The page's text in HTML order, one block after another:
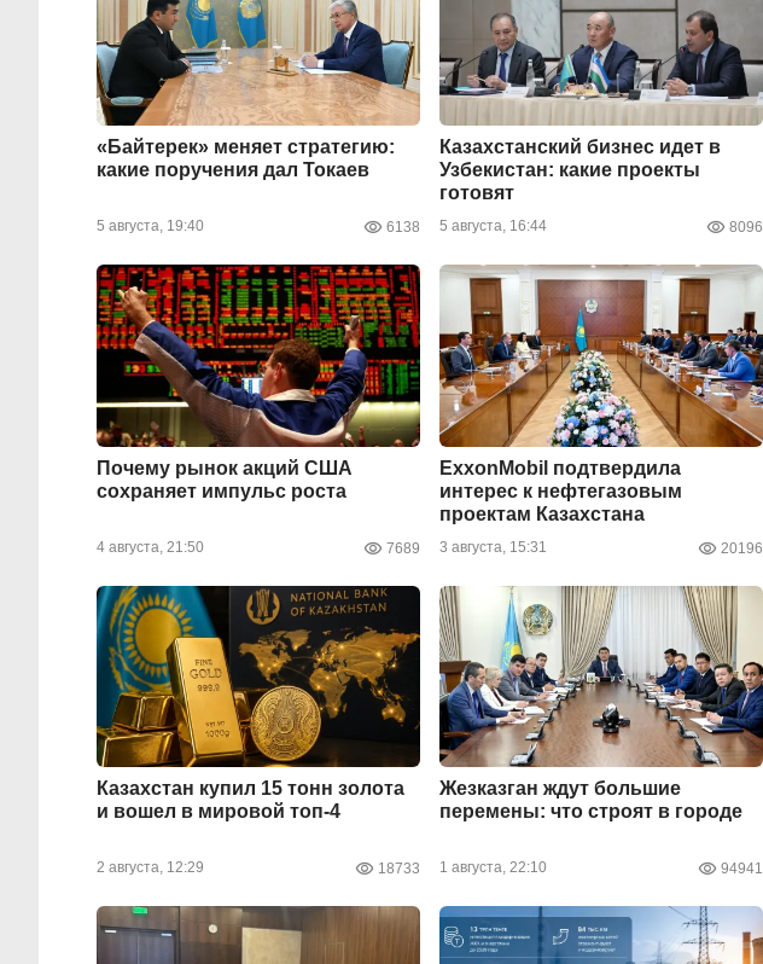
«Байтерек» меняет стратегию:
какие поручения дал Токаев
5 августа, 19:40 6138
Казахстанский бизнес идет в
Узбекистан: какие проекты
готовят
5 августа, 16:44 8096
Почему рынок акций США
сохраняет импульс роста
4 августа, 21:50 7689
ExxonMobil подтвердила
интерес к нефтегазовым
проектам Казахстана
3 августа, 15:31 20196
Казахстан купил 15 тонн золота
и вошел в мировой топ-4
2 августа, 12:29 18733
Жезказган ждут большие
перемены: что строят в городе
1 августа, 22:10 94941